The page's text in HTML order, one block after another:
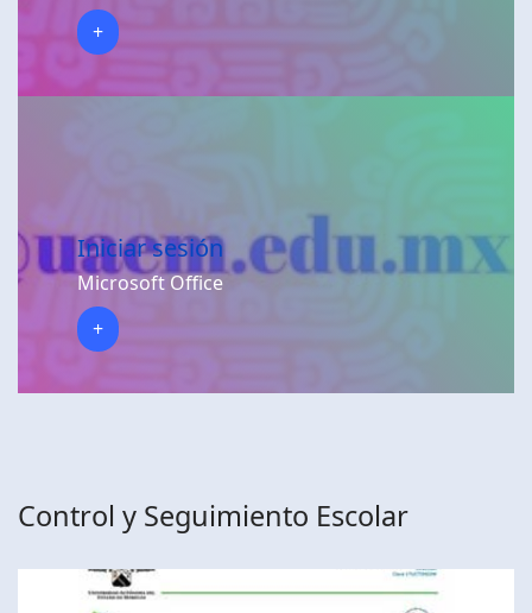
+
Iniciar sesión
Microsoft Office
+
Control y Seguimiento Escolar